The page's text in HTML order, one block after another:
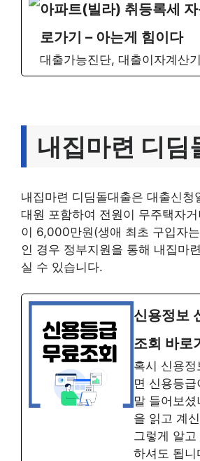
아파트(빌라) 취등록세
로가기 – 아는게 힘이다
대출가능진단, 대출이자계산
내집마련 디딤
내집마련 디딤돌대출은 대출신청
대원 포함하여 전원이 무주택자
이 6,000만원(생애 최초 구입자
인 경우 정부지원을 통해 내집마
실 수 있습니다.
신용정보
조회 바로
혹시 신용정
면 신용등
말 들어보
을 읽고 계
그렇게 알고
하셔도 됩니